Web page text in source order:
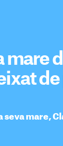
mare
seva mare,